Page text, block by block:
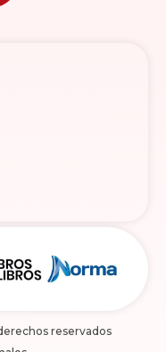
reservados